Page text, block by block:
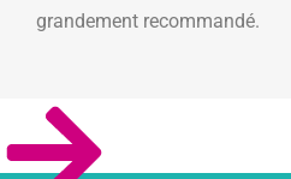
grandement recommandé.